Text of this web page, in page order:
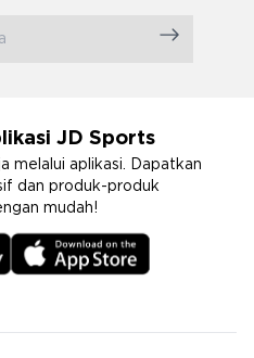
JD Sports
melalui aplikasi. Dapatkan
dan produk-produk
mudah!